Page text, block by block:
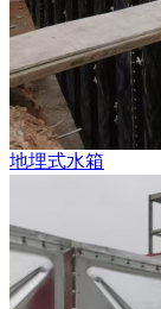
地埋式水箱